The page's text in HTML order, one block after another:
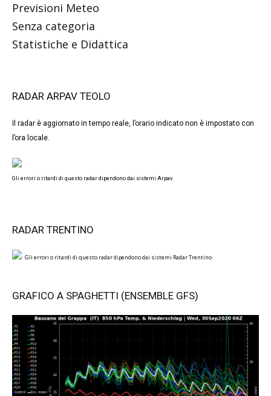
Previsioni Meteo
Senza categoria
Statistiche e Didattica
RADAR ARPAV TEOLO
Il radar è aggiornato in tempo reale, l’orario indicato non è impostato con
l’ora locale.
Gli errori o ritardi di questo radar dipendono dai sistemi Arpav.
RADAR TRENTINO
Gli errori o ritardi di questo radar dipendono dai sistemi Radar Trentino.
GRAFICO A SPAGHETTI (ENSEMBLE GFS)